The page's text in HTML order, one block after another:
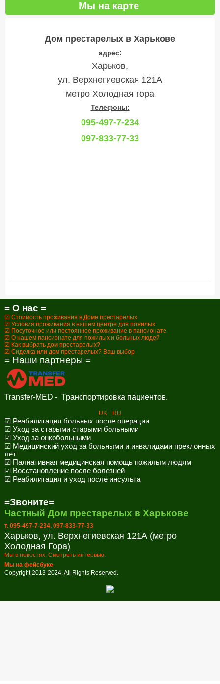
Мы на карте
Дом престарелых в Харькове
адрес:
Харьков,
ул. Верхнегиевская 121А
метро Холодная гора
Телефоны:
095-497-7-234
097-833-77-33
= О нас =
☑ Стоимость проживания в Доме престарелых
☑ Условия проживания в нашем центре для пожилых
☑ Посуточное или постоянное проживание в пансионате
☑ О нашем пансионате для пожилых и больных людей
☑ Как выбрать дом престарелых?
☑ Сиделка или дом престарелых? Ваш выбор
= Наши партнеры =
Transfer-MED - Транспортировка пациентов.
UK RU
☑ Реабилитация больных после операции
☑ Уход за старыми старыми больными
☑ Уход за онкобольными
☑ Медицинский уход за больными и инвалидами преклонных
лет
☑ Палиативная медицинская помощь пожилым людям
☑ Восстановление после болезней
☑ Реабилитация и уход после инсульта
=Звоните=
Частный Дом престарелых в Харькове
т. 095-497-7-234, 097-833-77-33
Харьков, ул. Верхнегиевская 121А (метро
Холодная Гора)
Мы в новостях. Смотреть интервью.
Мы на фейсбуке
Copyright 2013-2024. All Rights Reserved.